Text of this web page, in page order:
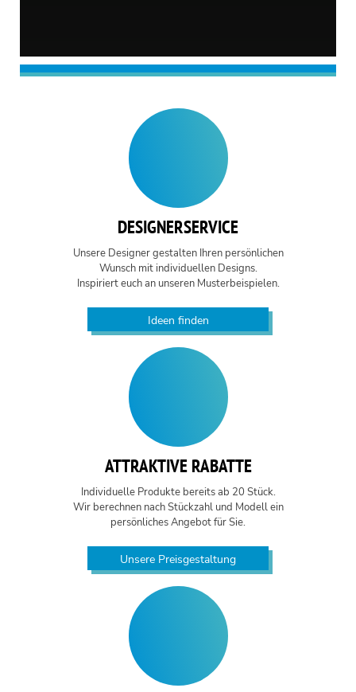
DESIGNERSERVICE
Unsere Designer gestalten Ihren persönlichen
Wunsch mit individuellen Designs.
Inspiriert euch an unseren Musterbeispielen.
Ideen finden
ATTRAKTIVE RABATTE
Individuelle Produkte bereits ab 20 Stück.
Wir berechnen nach Stückzahl und Modell ein
persönliches Angebot für Sie.
Unsere Preisgestaltung